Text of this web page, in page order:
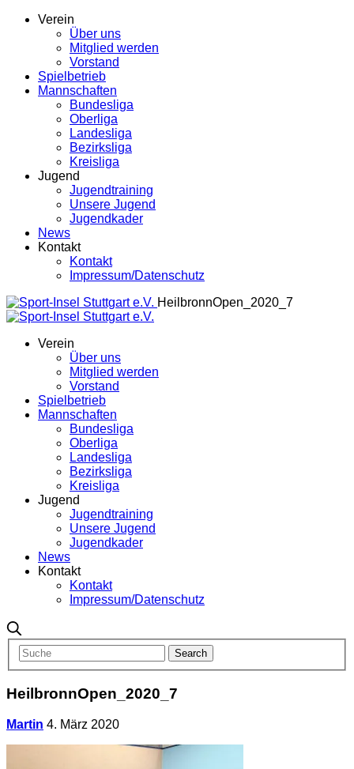
Verein
Über uns
Mitglied werden
Vorstand
Spielbetrieb
Mannschaften
Bundesliga
Oberliga
Landesliga
Bezirksliga
Kreisliga
Jugend
Jugendtraining
Unsere Jugend
Jugendkader
News
Kontakt
Kontakt
Impressum/Datenschutz
HeilbronnOpen_2020_7
Verein
Über uns
Mitglied werden
Vorstand
Spielbetrieb
Mannschaften
Bundesliga
Oberliga
Landesliga
Bezirksliga
Kreisliga
Jugend
Jugendtraining
Unsere Jugend
Jugendkader
News
Kontakt
Kontakt
Impressum/Datenschutz
HeilbronnOpen_2020_7
Martin 4. März 2020